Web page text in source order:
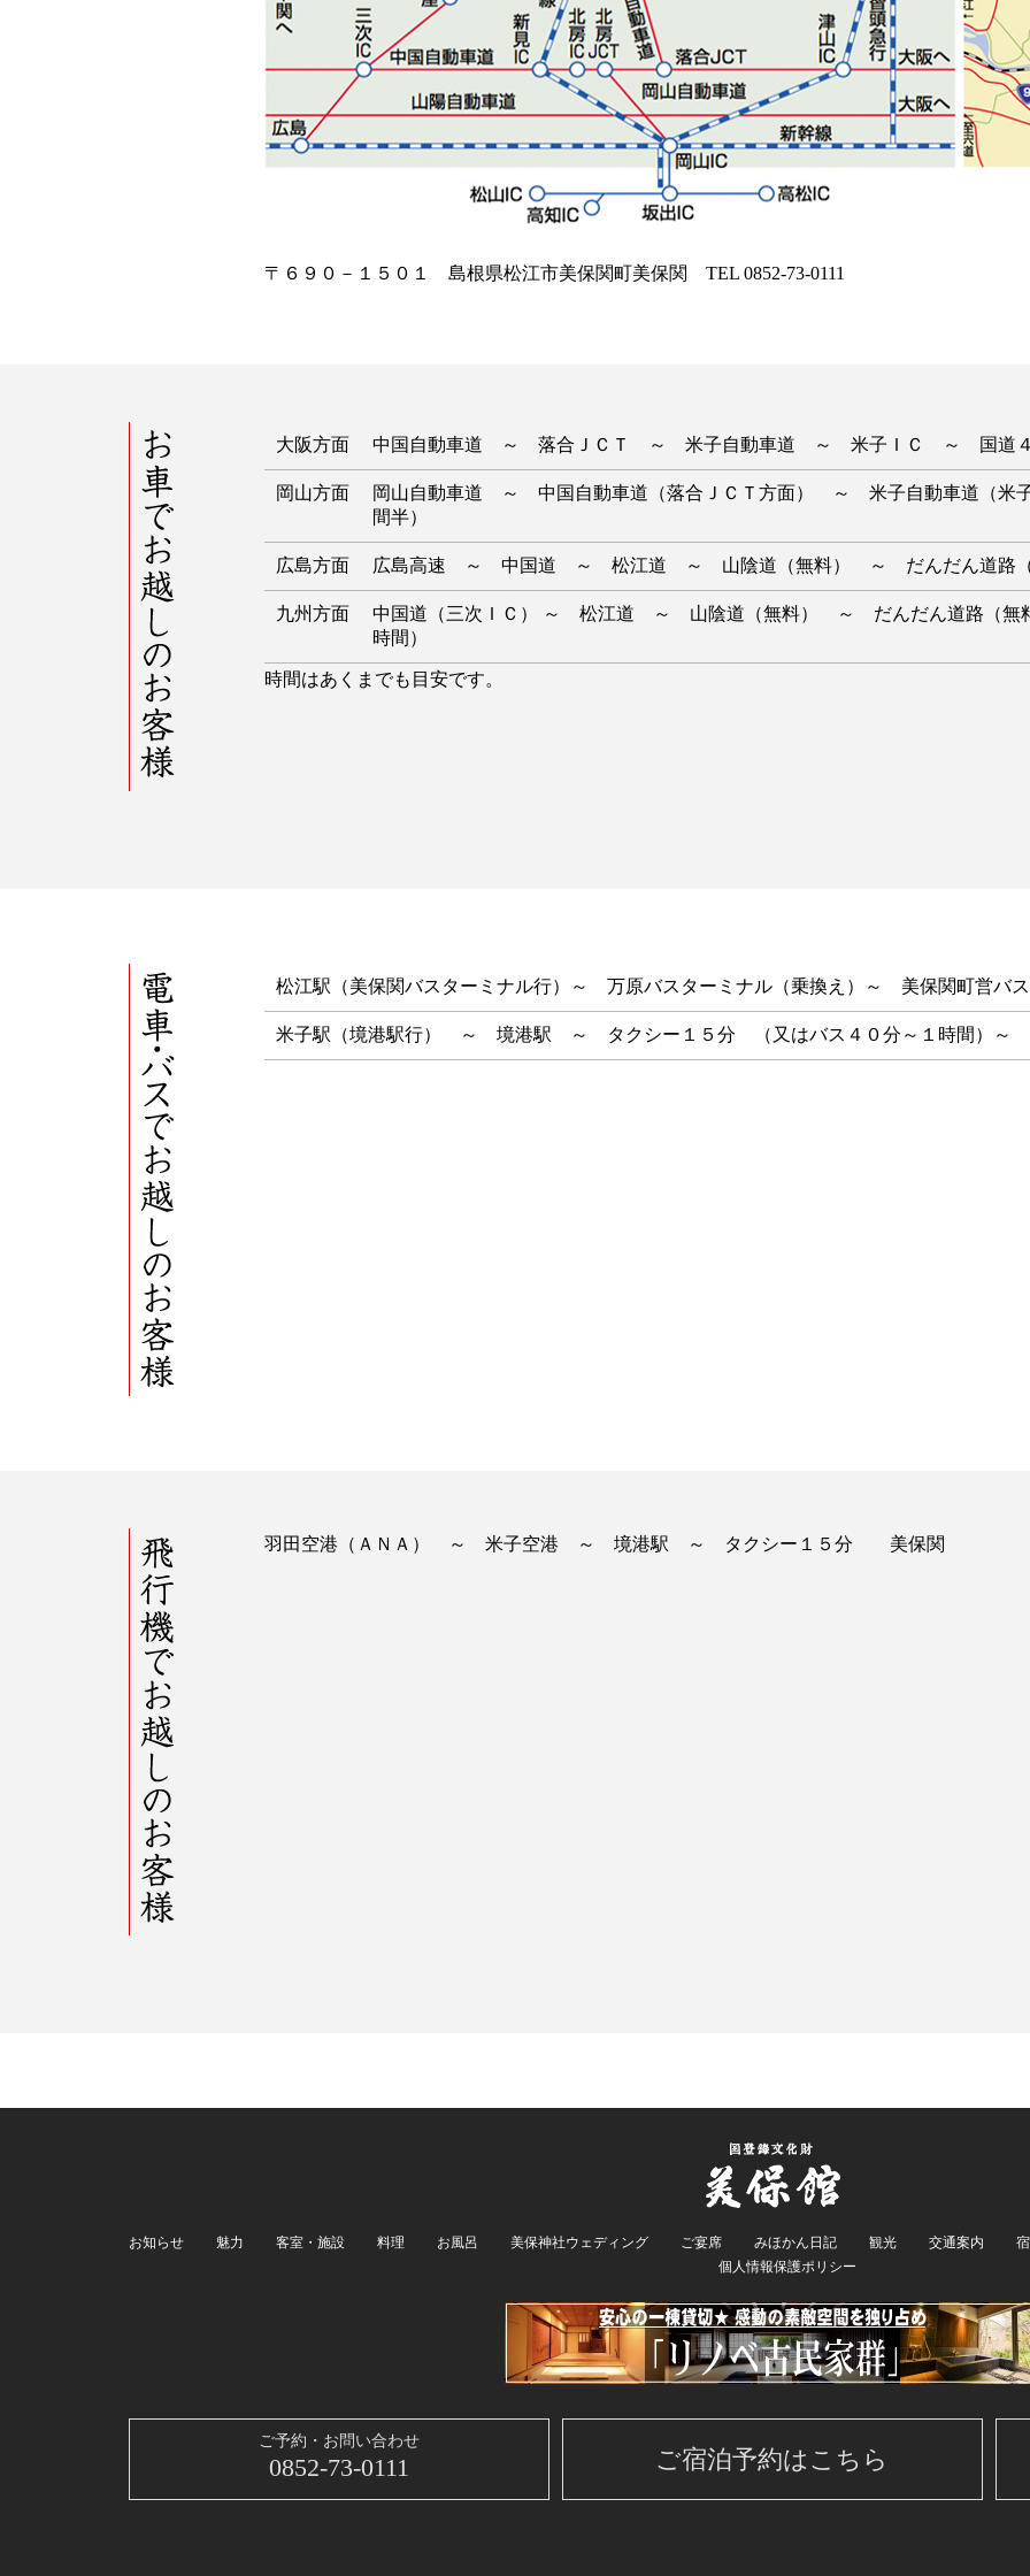
〒６９０－１５０１ 島根県松江市美保関町美保関 TEL 0852-73-0111
お車でお越しのお客様
大阪方面 中国自動車道 ～ 落合ＪＣＴ ～ 米子自動車道 ～ 米子ＩＣ ～ 国道４
岡山方面
岡山自動車道 ～ 中国自動車道（落合ＪＣＴ方面） ～ 米子自動車道（米子
間半）
広島方面 広島高速 ～ 中国道 ～ 松江道 ～ 山陰道（無料） ～ だんだん道路（
九州方面
中国道（三次ＩＣ） ～ 松江道 ～ 山陰道（無料） ～ だんだん道路（無
時間）
時間はあくまでも目安です。
電車・バスでお越しのお客様
松江駅（美保関バスターミナル行）～ 万原バスターミナル（乗換え）～ 美保関町営
米子駅（境港駅行） ～ 境港駅 ～ タクシー１５分 （又はバス４０分～１時間）～
飛行機でお越しのお客様
羽田空港（ＡＮＡ） ～ 米子空港 ～ 境港駅 ～ タクシー１５分 美保関
お知らせ 魅力 客室・施設 料理 お風呂 美保神社ウェディング ご宴席 みほかん日記 観光 交通案内
個人情報保護ポリシー
ご予約・お問い合わせ
0852-73-0111 ご宿泊予約はこちら